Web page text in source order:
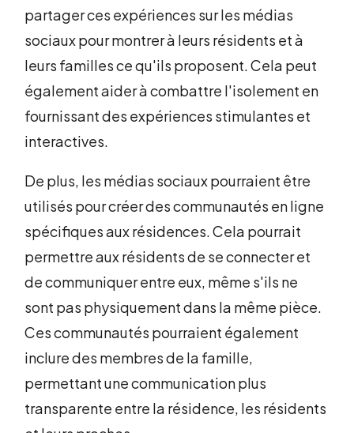
partager ces expériences sur les médias
sociaux pour montrer à leurs résidents et à
leurs familles ce qu'ils proposent. Cela peut
également aider à combattre l'isolement en
fournissant des expériences stimulantes et
interactives.
De plus, les médias sociaux pourraient être
utilisés pour créer des communautés en ligne
spécifiques aux résidences. Cela pourrait
permettre aux résidents de se connecter et
de communiquer entre eux, même s'ils ne
sont pas physiquement dans la même pièce.
Ces communautés pourraient également
inclure des membres de la famille,
permettant une communication plus
transparente entre la résidence, les résidents